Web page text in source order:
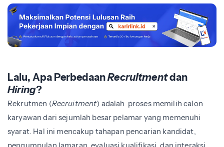
Lalu, Apa PerbedaanRecruitmentdan
Hiring?
Rekrutmen (Recruitment) adalah proses memilih calon
karyawan dari sejumlah besar pelamar yang memenuhi
syarat. Hal ini mencakup tahapan pencarian kandidat,